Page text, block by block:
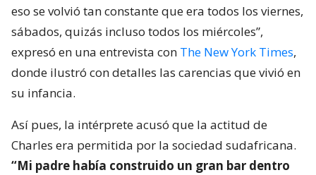
eso se volvió tan constante que era todos los viernes,
sábados, quizás incluso todos los miércoles”,
expresó en una entrevista con The New York Times,
donde ilustró con detalles las carencias que vivió en
su infancia.
Así pues, la intérprete acusó que la actitud de
Charles era permitida por la sociedad sudafricana.
“Mi padre había construido un gran bar dentro